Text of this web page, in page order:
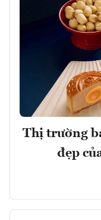
Thị trường
đẹp